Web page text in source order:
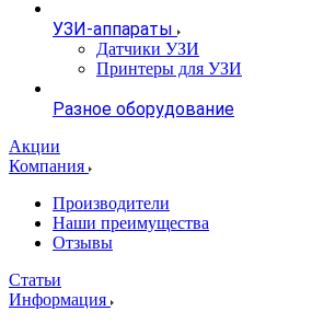
УЗИ-аппараты
Датчики УЗИ
Принтеры для УЗИ
Разное оборудование
Акции
Компания
Производители
Наши преимущества
Отзывы
Статьи
Информация